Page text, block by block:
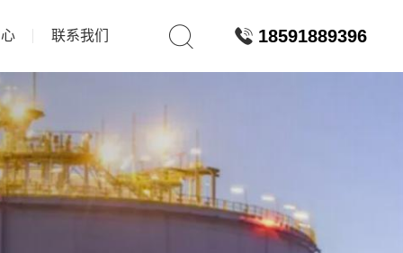
联系我们 18591889396